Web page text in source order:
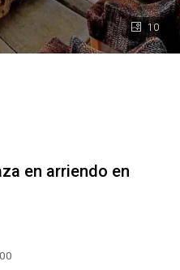
10
en arriendo en